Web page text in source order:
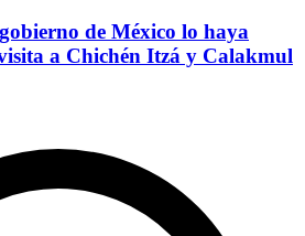
de México lo haya
a Chichén Itzá y Calakmul